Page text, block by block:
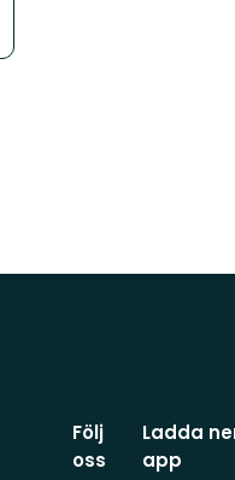
Följ
oss
Ladda
app